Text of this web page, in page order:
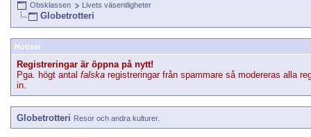
Obsklassen Livets väsentligheter
Globetrotteri
Notiser
Registreringar är öppna på nytt!
Pga. högt antal falska registreringar från spammare så modereras alla
in.
Globetrotteri Resor och andra kulturer.